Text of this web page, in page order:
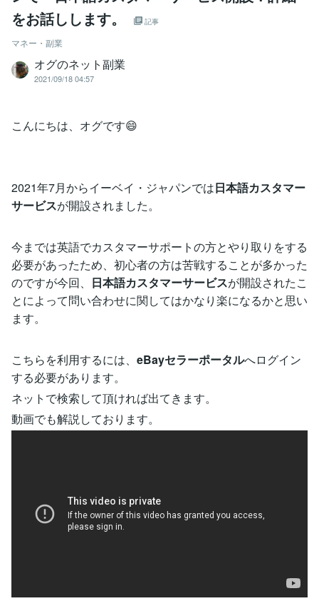
をお話しします。
記事
マネー・副業
オグのネット副業
2021/09/18 04:57
こんにちは、オグです😄
2021年7月からイーベイ・ジャパンでは日本語カスタマー
サービスが開設されました。
今までは英語でカスタマーサポートの方とやり取りをする
必要があったため、初心者の方は苦戦することが多かった
のですが今回、 日本語カスタマーサービスが開設されたこ
とによって問い合わせに関してはかなり楽になるかと思い
ます。
こちらを利用するには、 eBayセラーポータルへログイン
する必要があります。
ネットで検索して頂ければ出てきます。
動画でも解説しております。